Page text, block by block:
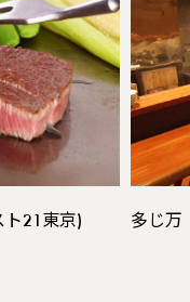
ト21東京) 多じ万